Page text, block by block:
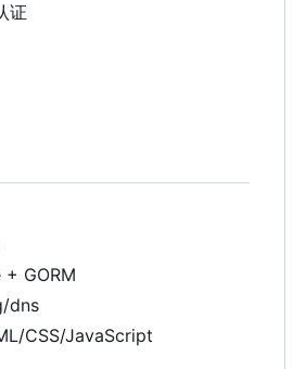
证
+ GORM
dns
CSS/JavaScript